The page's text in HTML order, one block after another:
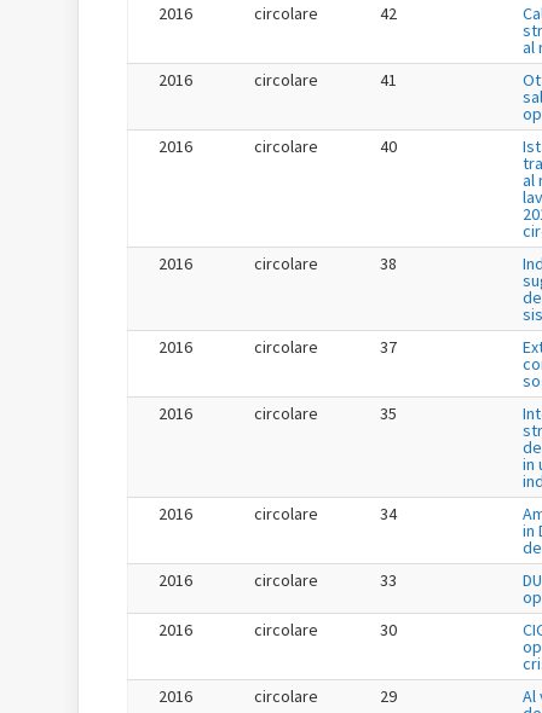
2016
circolare 42
al
2016
circolare 41
2016
circolare 40
al
2016
circolare 38
2016
circolare 37
2016
circolare 35
in
2016
circolare 34
in
2016
circolare 33
2016
circolare 30
2016
circolare 29 Al